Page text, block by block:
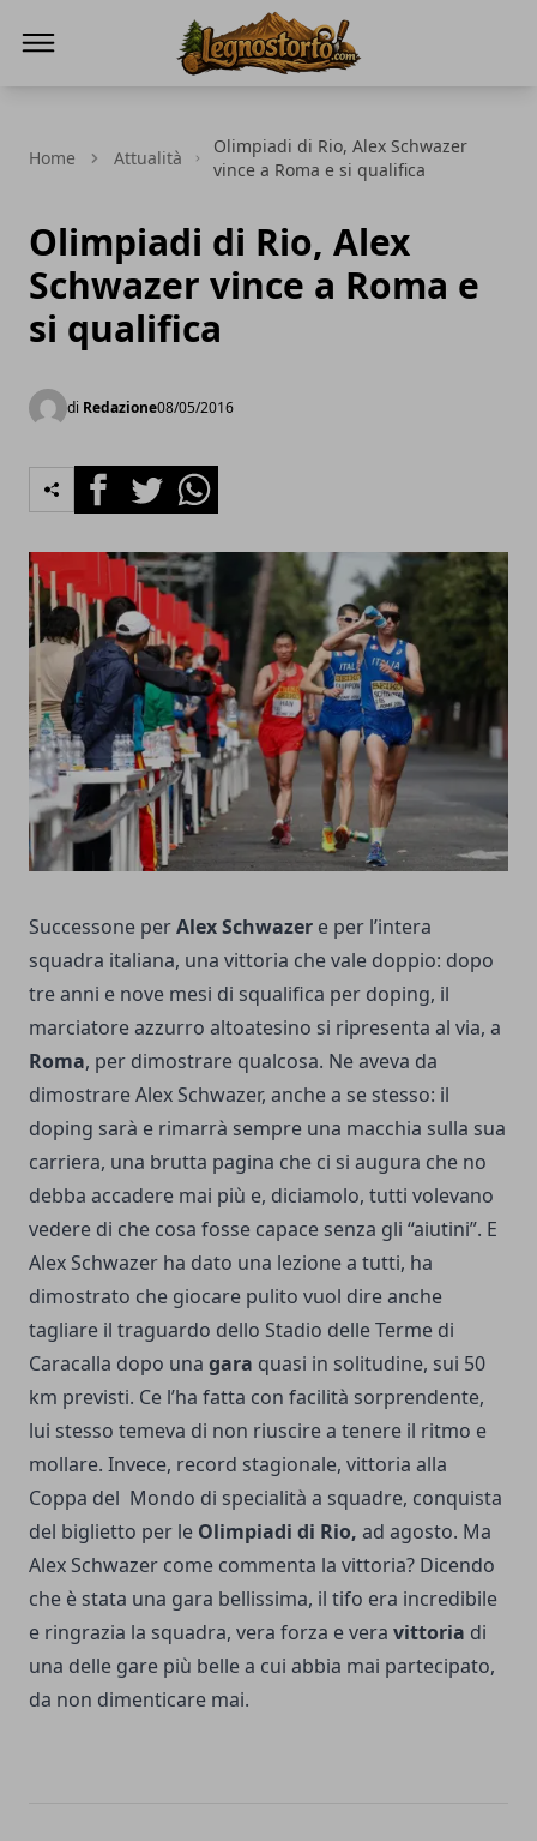
Home Attualità
Olimpiadi di Rio, Alex Schwazer
vince a Roma e si qualifica
Olimpiadi di Rio, Alex
Schwazer vince a Roma e
si qualifica
di Redazione08/05/2016
FacebookTwitterWhatsapp
Successone perAlex Schwazer e per l’intera
squadra italiana, una vittoria che vale doppio: dopo
tre anni e nove mesi di squalifica per doping, il
marciatore azzurro altoatesino si ripresenta al via, a
Roma, per dimostrare qualcosa. Ne aveva da
dimostrare Alex Schwazer, anche a se stesso: il
doping sarà e rimarrà sempre una macchia sulla sua
carriera, una brutta pagina che ci si augura che no
debba accadere mai più e, diciamolo, tutti volevano
vedere di che cosa fosse capace senza gli “aiutini”. E
Alex Schwazer ha dato una lezione a tutti, ha
dimostrato che giocare pulito vuol dire anche
tagliare il traguardo dello Stadio delle Terme di
Caracalla dopo una gara quasi in solitudine, sui 50
km previsti. Ce l’ha fatta con facilità sorprendente,
lui stesso temeva di non riuscire a tenere il ritmo e
mollare. Invece, record stagionale, vittoria alla
Coppa del Mondo di specialità a squadre, conquista
del biglietto per le Olimpiadi di Rio, ad agosto. Ma
Alex Schwazer come commenta la vittoria? Dicendo
che è stata una gara bellissima, il tifo era incredibile
e ringrazia la squadra, vera forza e vera vittoria di
una delle gare più belle a cui abbia mai partecipato,
da non dimenticare mai.